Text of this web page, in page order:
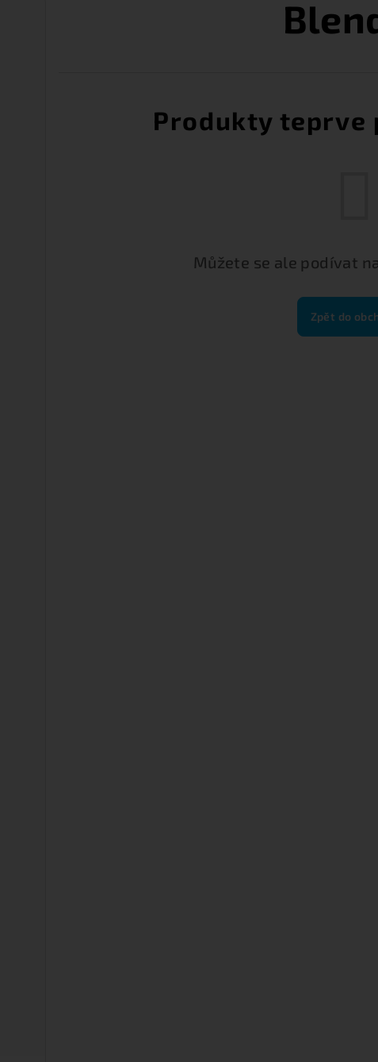
Produkty teprve
Můžete se ale podívat
Zpět do